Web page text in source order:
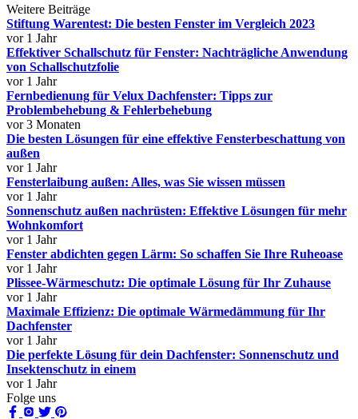
Weitere Beiträge
Stiftung Warentest: Die besten Fenster im Vergleich 2023
vor 1 Jahr
Effektiver Schallschutz für Fenster: Nachträgliche Anwendung
von Schallschutzfolie
vor 1 Jahr
Fernbedienung für Velux Dachfenster: Tipps zur
Problembehebung & Fehlerbehebung
vor 3 Monaten
Die besten Lösungen für eine effektive Fensterbeschattung von
außen
vor 1 Jahr
Fensterlaibung außen: Alles, was Sie wissen müssen
vor 1 Jahr
Sonnenschutz außen nachrüsten: Effektive Lösungen für mehr
Wohnkomfort
vor 1 Jahr
Fenster abdichten gegen Lärm: So schaffen Sie Ihre Ruheoase
vor 1 Jahr
Plissee-Wärmeschutz: Die optimale Lösung für Ihr Zuhause
vor 1 Jahr
Maximale Effizienz: Die optimale Wärmedämmung für Ihr
Dachfenster
vor 1 Jahr
Die perfekte Lösung für dein Dachfenster: Sonnenschutz und
Insektenschutz in einem
vor 1 Jahr
Folge uns